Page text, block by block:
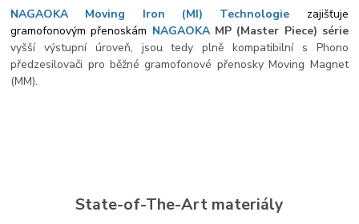
NAGAOKA Moving Iron (MI) Technologie zajišťuje
gramofonovým přenoskám NAGAOKA MP (Master Piece) série
vyšší výstupní úroveň, jsou tedy plně kompatibilní s Phono
předzesilovači pro běžné gramofonové přenosky Moving Magnet
(MM).
State-of-The-Art materiály